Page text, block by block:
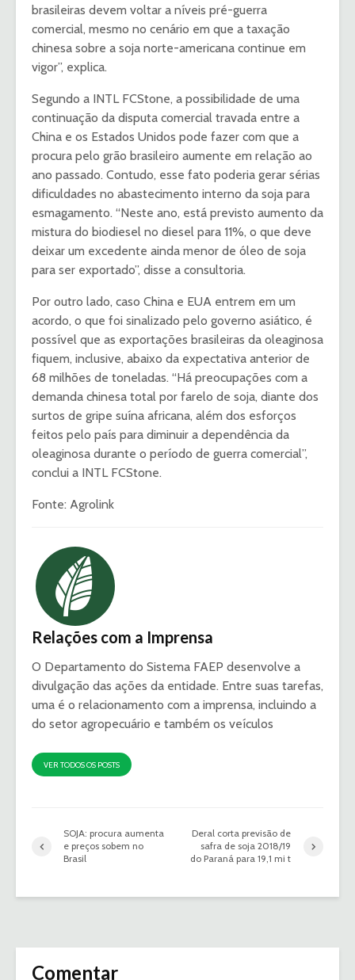
brasileiras devem voltar a níveis pré-guerra
comercial, mesmo no cenário em que a taxação
chinesa sobre a soja norte-americana continue em
vigor”, explica.
Segundo a INTL FCStone, a possibilidade de uma
continuação da disputa comercial travada entre a
China e os Estados Unidos pode fazer com que a
procura pelo grão brasileiro aumente em relação ao
ano passado. Contudo, esse fato poderia gerar sérias
dificuldades no abastecimento interno da soja para
esmagamento. “Neste ano, está previsto aumento da
mistura do biodiesel no diesel para 11%, o que deve
deixar um excedente ainda menor de óleo de soja
para ser exportado”, disse a consultoria.
Por outro lado, caso China e EUA entrem em um
acordo, o que foi sinalizado pelo governo asiático, é
possível que as exportações brasileiras da oleaginosa
fiquem, inclusive, abaixo da expectativa anterior de
68 milhões de toneladas. “Há preocupações com a
demanda chinesa total por farelo de soja, diante dos
surtos de gripe suína africana, além dos esforços
feitos pelo país para diminuir a dependência da
oleaginosa durante o período de guerra comercial”,
conclui a INTL FCStone.
Fonte: Agrolink
Relações com a Imprensa
O Departamento do Sistema FAEP desenvolve a
divulgação das ações da entidade. Entre suas tarefas,
uma é o relacionamento com a imprensa, incluindo a
do setor agropecuário e também os veículos
VER TODOS OS POSTS
SOJA: procura aumenta
e preços sobem no
Brasil
Deral corta previsão de
safra de soja 2018/19
do Paraná para 19,1 mi t
Comentar